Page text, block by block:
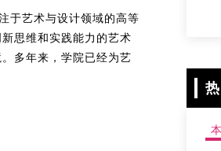
于艺术与设计领域的高等
思维和实践能力的艺术
多年来，学院已经为艺